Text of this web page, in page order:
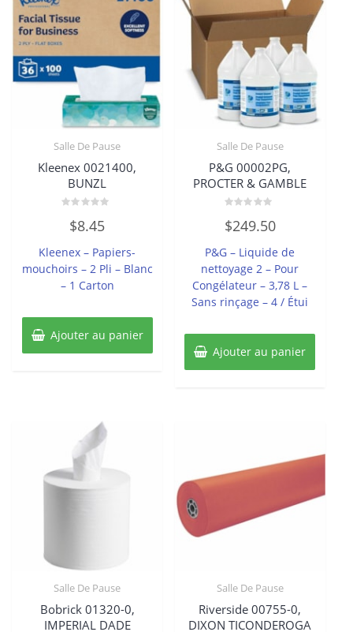
Salle De Pause
Kleenex 0021400,
BUNZL
sur
$8.45
Kleenex – Papiers-
mouchoirs – 2 Pli – Blanc
– 1 Carton
Ajouter au panier
Salle De Pause
P&G 00002PG,
PROCTER & GAMBLE
0
sur
$249.50
P&G – Liquide de
nettoyage 2 – Pour
Congélateur – 3,78 L –
Sans rinçage – 4 / Étui
Ajouter au panier
Salle De Pause
Bobrick 01320-0,
IMPERIAL DADE
Salle De Pause
Riverside 00755-0,
DIXON TICONDEROGA